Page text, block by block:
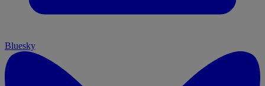
Bluesky